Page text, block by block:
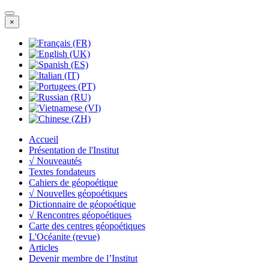
×
Accueil
Présentation de l'Institut
√ Nouveautés
Textes fondateurs
Cahiers de géopoétique
√ Nouvelles géopoétiques
Dictionnaire de géopoétique
√ Rencontres géopoétiques
Carte des centres géopoétiques
L'Océanite (revue)
Articles
Devenir membre de l’Institut